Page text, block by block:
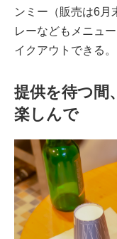
ンミー（販売は6月
レーなどもメニュ
イクアウトできる。
提供を待つ間
楽しんで